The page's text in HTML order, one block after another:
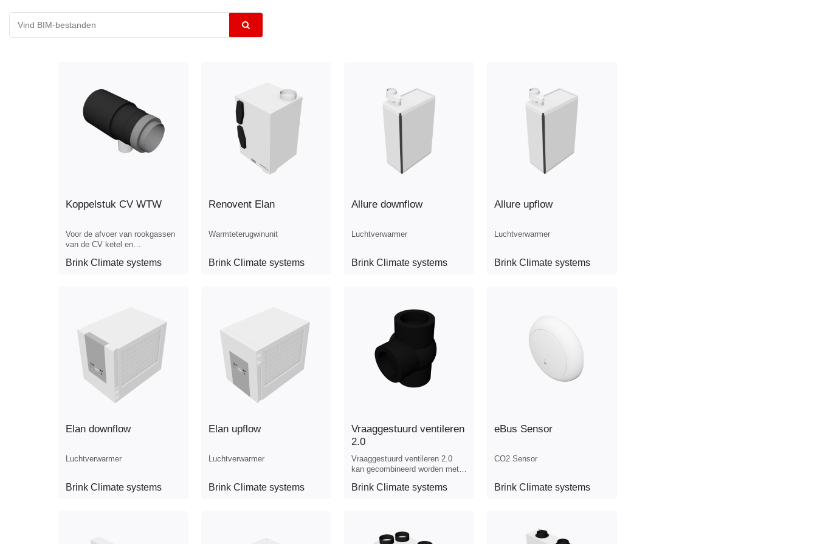
Koppelstuk CV WTW
Voor de afvoer van rookgassen
van de CV ketel en
toestellen
Brink Climate systems
Renovent Elan
Warmteterugwinunit
Brink Climate systems
Allure downflow
Luchtverwarmer
Brink Climate systems
Allure upflow
Luchtverwarmer
Brink Climate systems
Elan downflow
Luchtverwarmer
Brink Climate systems
Elan upflow
Luchtverwarmer
Brink Climate systems
Vraaggestuurd ventileren
2.0
Vraaggestuurd ventileren 2.0
kan gecombineerd worden met
Renovent Sky toestellen
Brink Climate systems
eBus Sensor
CO2 Sensor
Brink Climate systems